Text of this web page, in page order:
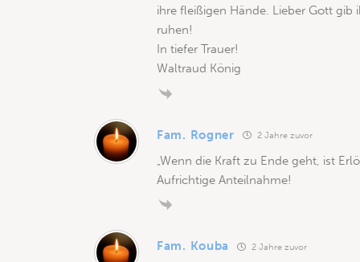
ihre fleißigen Hände. Lieber Gott gib
ruhen!
In tiefer Trauer!
Waltraud König
Fam. Rogner 2 Jahre zuvor
„Wenn die Kraft zu Ende geht, ist
Aufrichtige Anteilnahme!
Fam. Kouba 2 Jahre zuvor